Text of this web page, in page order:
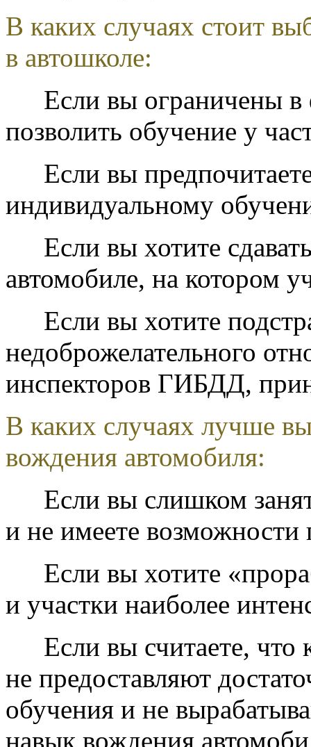
В каких случаях стоит
в автошколе:
Если вы ограничены в
позволить обучение у
Если вы
индивидуальному
Если вы хотите
автомобиле, на котором
Если вы хотите
недоброжелательного
инспекторов ГИБДД,
В каких случаях лучше
вождения автомобиля:
Если вы слишком
и не имеете
Если вы хотите
и участки наиболее
Если вы считаете, что
не предоставляют
обучения и не
навык вождения